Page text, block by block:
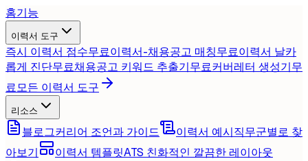
홈기능
이력서 도구
즉시 이력서 점수무료이력서-채용공고 매칭무료이력서 날카
롭게 진단무료채용공고 키워드 추출기무료커버레터 생성기무
료모든 이력서 도구
리소스
블로그커리어 조언과 가이드 이력서 예시직무군별로 찾
아보기
이력서 템플릿ATS 친화적인 깔끔한 레이아웃